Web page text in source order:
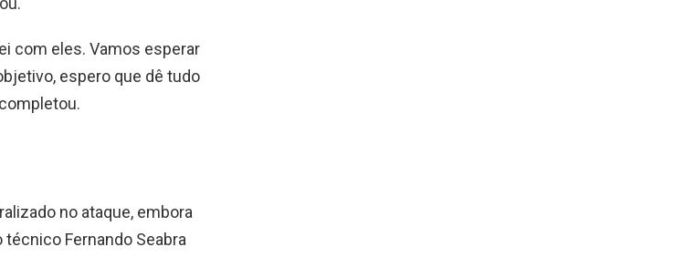
com eles. Vamos esperar
espero que dê tudo
no ataque, embora
Fernando Seabra